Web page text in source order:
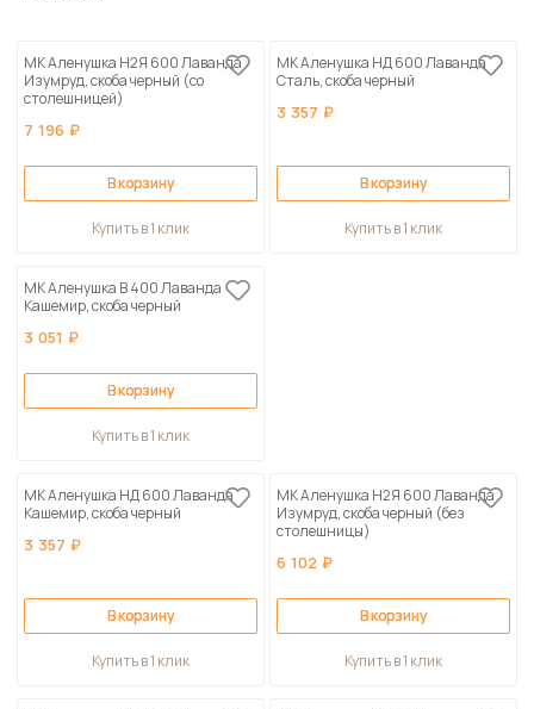
Сначала дорогие
По возрастанию скидки
МК Аленушка Н2Я 600 Лаванда
Изумруд, скоба черный (со
столешницей)
7 196 ₽
В корзину
Купить в 1 клик
МК Аленушка НД 600 Лаванда
Сталь, скоба черный
3 357 ₽
В корзину
Купить в 1 клик
МК Аленушка В 400 Лаванда
Кашемир, скоба черный
3 051 ₽
В корзину
Купить в 1 клик
МК Аленушка НД 600 Лаванда
Кашемир, скоба черный
3 357 ₽
В корзину
Купить в 1 клик
МК Аленушка Н2Я 600 Лаванда
Изумруд, скоба черный (без
столешницы)
6 102 ₽
В корзину
Купить в 1 клик